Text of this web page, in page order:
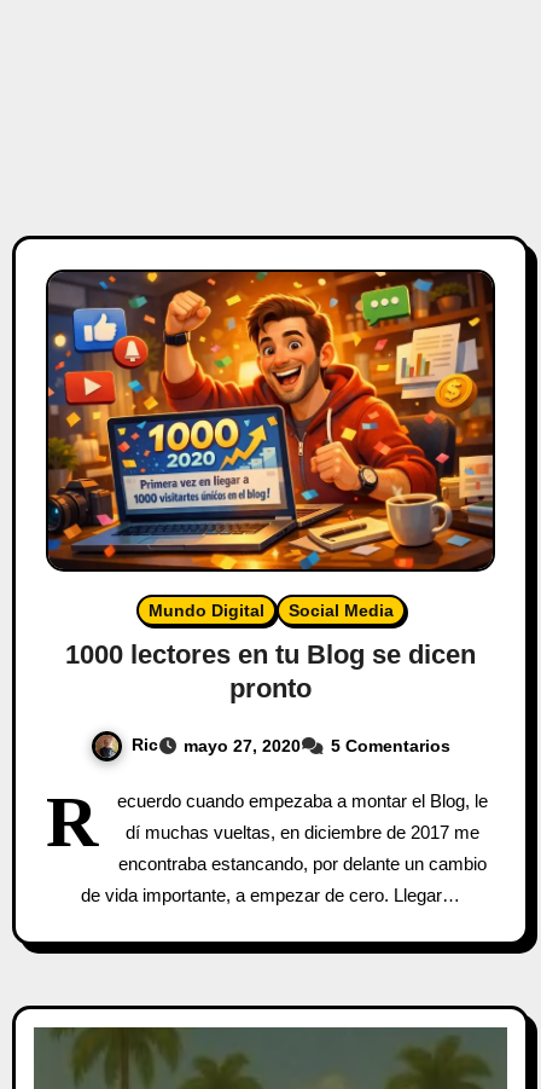
Mundo Digital Social Media
1000 lectores en tu Blog se dicen
pronto
Ric mayo 27, 2020 5 Comentarios
R
ecuerdo cuando empezaba a montar el Blog, le
dí muchas vueltas, en diciembre de 2017 me
encontraba estancando, por delante un cambio
de vida importante, a empezar de cero. Llegar…